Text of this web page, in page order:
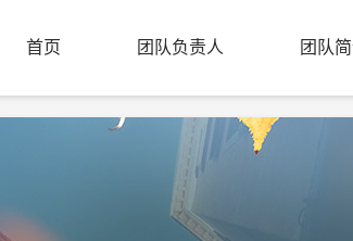
首页 团队负责人 团队